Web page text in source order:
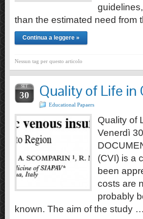
than the estimated need from
Continua a leggere »
Nessun tag per questo articolo
SET
30 Quality of Life in
Educational Papaers
Quality of
Venerdì
(CVI) is a
been
costs are
probably
known. The aim of the study …